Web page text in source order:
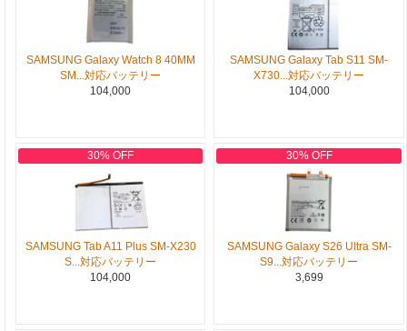
SAMSUNG Galaxy Watch 8 40MM
SM...対応バッテリー
104,000
SAMSUNG Galaxy Tab S11 SM-
X730...対応バッテリー
104,000
30% OFF
SAMSUNG Tab A11 Plus SM-X230
S...対応バッテリー
104,000
30% OFF
SAMSUNG Galaxy S26 Ultra SM-
S9...対応バッテリー
3,699